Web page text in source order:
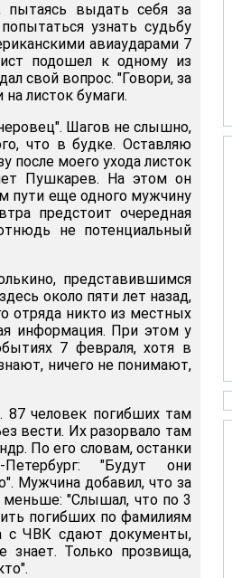
пытаясь выдать себя за
узнать судьбу
авиаударами 7
подошел к одному из
свой вопрос. "Говори, за
листок бумаги.
Шагов не слышно,
что в будке. Оставляю
после моего ухода листок
Пушкарев. На этом он
пути еще одного мужчину
предстоит очередная
не потенциальный
представившимся
около пяти лет назад,
отряда никто из местных
информация. При этом у
7 февраля, хотя в
ничего не понимают,
человек погибших там
вести. Их разорвало там
По его словам, останки
"Будут они
Мужчина добавил, что за
меньше: "Слышал, что по 3
погибших по фамилиям
с ЧВК сдают документы,
знает. Только прозвища,